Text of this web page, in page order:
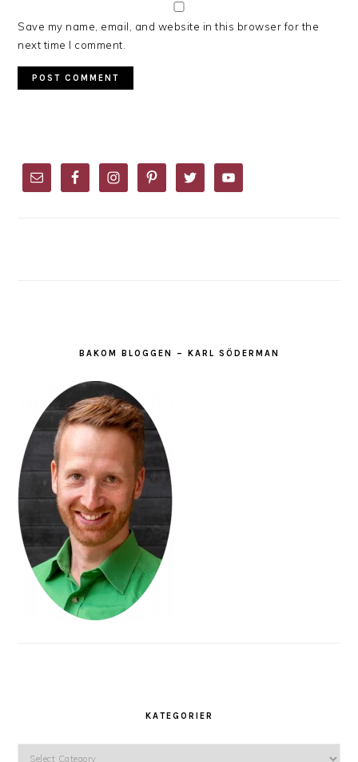
Save my name, email, and website in this browser for the
next time I comment.
SIDEBAR
BAKOM BLOGGEN – KARL SÖDERMAN
KATEGORIER